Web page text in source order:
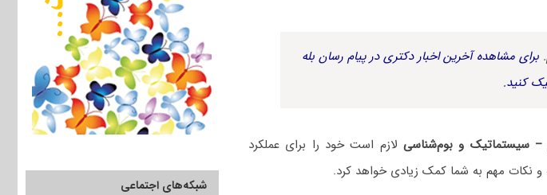
برای مشاهده آخرین اخبار دکتری در پیام رسان بله
کنید.
سیستماتیک و بو‌‌م‌شناسی لازم است خود را برای عملکرد
و نکات مهم به شما کمک زیادی خواهد کرد.
شبکه‌های اجتماعی